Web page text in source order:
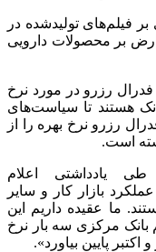
فیلم‌های تولیدشده در
بر محصولات دارویی
رزرو در مورد نرخ
هستند تا سیاست‌های
رزرو نرخ بهره را از
یادداشتی اعلام
بازار کار و سایر
ما عقیده داریم این
بانک مرکزی سه بار نرخ